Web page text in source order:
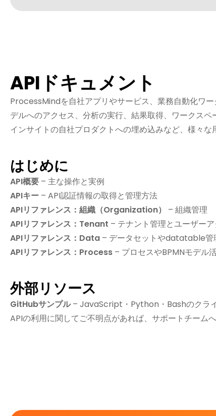
APIドキュメント
ProcessMindを自社アプリやサービス、業務自動化ワ
デルへのアクセス、分析の実行、結果取得、ワークス
インサイトの自社プロダクトへの埋め込みなど、様々な
はじめに
API概要 – 主な操作と実例
APIキー – API認証情報の取得と管理方法
APIリファレンス：組織（Organization）
– 組織管理
APIリファレンス：Tenant – テナント管理とユーザー
APIリファレンス：Data – データセットやdatatable管
APIリファレンス：Process – プロセスやBPMNモデル
外部リソース
GitHubサンプル– JavaScript・Python・Bashのクラ
APIの利用に関してご不明点があれば、サポートチーム